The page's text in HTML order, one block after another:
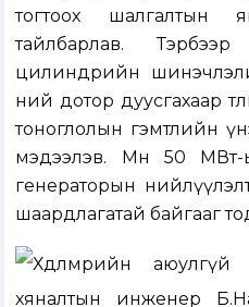
тогтоох шалгалтын
тайлбарлав.
цилиндрийн
ний дотор дуусгахаар
тоноглолын гэмтлийн
мэдээлэв. Мөн 50
генераторын
шаардлагатай байгааг
Хөдөлмөрийн
хяналтын инженер